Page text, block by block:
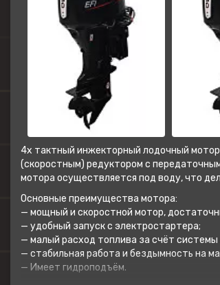
4х тактный инжекторный лодочный
(скоростным) редуктором с
мотора осуществляется под воду, что
Основные преимущества мотора:
— мощный и скоростной мотор,
— удобный запуск с электростартера;
— малый расход топлива за счёт системы
— стабильная работа и бездымность на
— Имеет гидроподъём.